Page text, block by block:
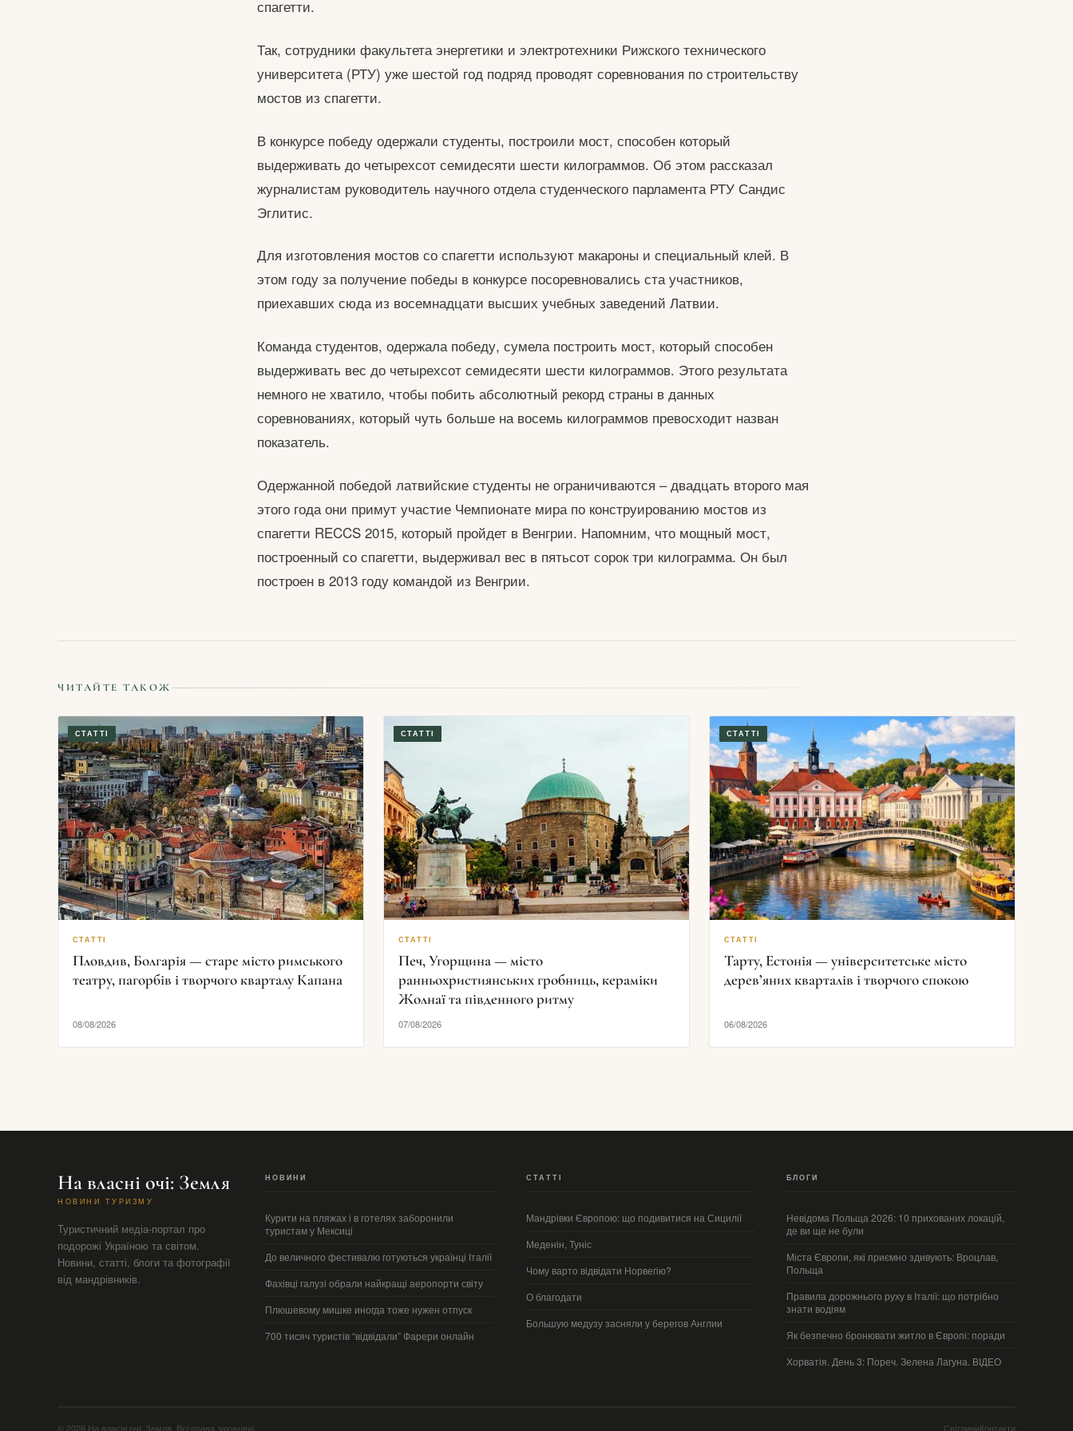
спагетти.
Так, сотрудники факультета энергетики и электротехники Рижского технического
университета (РТУ) уже шестой год подряд проводят соревнования по строительству
мостов из спагетти.
В конкурсе победу одержали студенты, построили мост, способен который
выдерживать до четырехсот семидесяти шести килограммов. Об этом рассказал
журналистам руководитель научного отдела студенческого парламента РТУ Сандис
Эглитис.
Для изготовления мостов со спагетти используют макароны и специальный клей. В
этом году за получение победы в конкурсе посоревновались ста участников,
приехавших сюда из восемнадцати высших учебных заведений Латвии.
Команда студентов, одержала победу, сумела построить мост, который способен
выдерживать вес до четырехсот семидесяти шести килограммов. Этого результата
немного не хватило, чтобы побить абсолютный рекорд страны в данных
соревнованиях, который чуть больше на восемь килограммов превосходит назван
показатель.
Одержанной победой латвийские студенты не ограничиваются – двадцать второго мая
этого года они примут участие Чемпионате мира по конструированию мостов из
спагетти RECCS 2015, который пройдет в Венгрии. Напомним, что мощный мост,
построенный со спагетти, выдерживал вес в пятьсот сорок три килограмма. Он был
построен в 2013 году командой из Венгрии.
ЧИТАЙТЕ ТАКОЖ
СТАТТІ
СТАТТІ
Пловдив, Болгарія — старе місто римського
театру, пагорбів і творчого кварталу Капана
08/08/2026
СТАТТІ
СТАТТІ
Печ, Угорщина — місто
ранньохристиянських гробниць, кераміки
Жолнаї та південного ритму
07/08/2026
СТАТТІ
СТАТТІ
Тарту, Естонія — університетське місто
дерев’яних кварталів і творчого спокою
06/08/2026
На власні очі: Земля
НОВИНИ ТУРИЗМУ
Туристичний медіа-портал про
подорожі Україною та світом.
Новини, статті, блоги та фотографії
від мандрівників.
НОВИНИ
Курити на пляжах і в готелях заборонили
туристам у Мексиці
До величного фестивалю готуються українці Італії
Фахівці галузі обрали найкращі аеропорти світу
Плюшевому мишке иногда тоже нужен отпуск
700 тисяч туристів “відвідали” Фарери онлайн
СТАТТІ
Мандрівки Європою: що подивитися на Сицилії
Меденін, Туніс
Чому варто відвідати Норвегію?
О благодати
Большую медузу засняли у берегов Англии
БЛОГИ
Невідома Польща 2026: 10 прихованих локацій,
де ви ще не були
Міста Європи, які приємно здивують: Вроцлав,
Польща
Правила дорожнього руху в Італії: що потрібно
знати водіям
Як безпечно бронювати житло в Європі: поради
Хорватія. День 3: Пореч. Зелена Лагуна. ВІДЕО
© 2026 На власні очі: Земля. Всі права захищені. СвітлиниКонтакти